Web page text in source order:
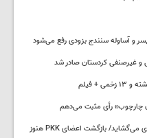
کردستان
و آساوله سنندج بزودی رفع می‌شود
+ فیلم
چارچوب» رأی مثبت می‌دهم